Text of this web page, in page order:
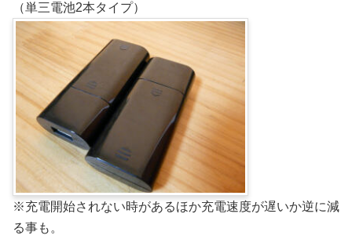
（単三電池2本タイプ）
※充電開始されない時があるほか充電速度が遅いか逆に減
る事も。